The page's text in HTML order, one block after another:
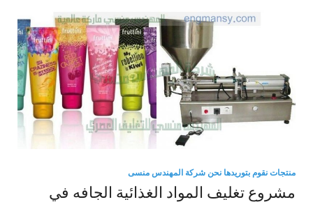
منتجات نقوم بتوريدها نحن شركة المهندس منسى
مشروع تغليف المواد الغذائية الجافه في